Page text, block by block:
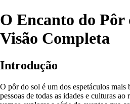
O Encanto do Pôr
Visão Completa
Introdução
O pôr do sol é um dos espetáculos mais
pessoas de todas as idades e culturas